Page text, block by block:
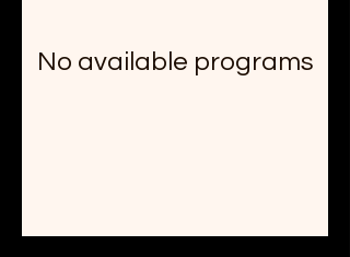
No available programs